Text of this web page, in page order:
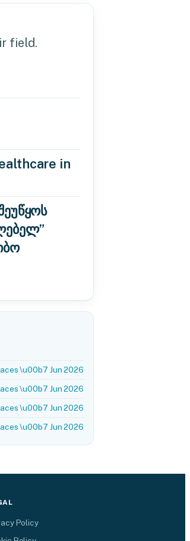
field.
in
\u00b7 Jun 2026
\u00b7 Jun 2026
\u00b7 Jun 2026
\u00b7 Jun 2026
Policy